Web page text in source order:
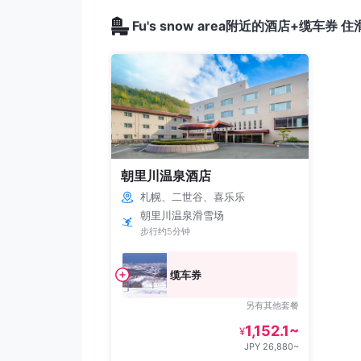
Fu's snow area附近的酒店+缆车券 住
朝里川温泉酒店
札幌、二世谷、喜乐乐
朝里川温泉滑雪场
步行约5分钟
缆车券
另有其他套餐
¥1,152.1~
JPY 26,880~